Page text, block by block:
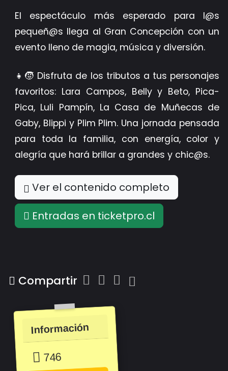
El espectáculo más esperado para l@s
pequeñ@s llega al Gran Concepción con un
evento lleno de magia, música y diversión.
👧🧒 Disfruta de los tributos a tus personajes
favoritos: Lara Campos, Belly y Beto, Pica-
Pica, Luli Pampín, La Casa de Muñecas de
Gaby, Blippi y Plim Plim. Una jornada pensada
para toda la familia, con energía, color y
alegría que hará brillar a grandes y chic@s.
Ver el contenido completo
Entradas en ticketpro.cl
Compartir
Información
746